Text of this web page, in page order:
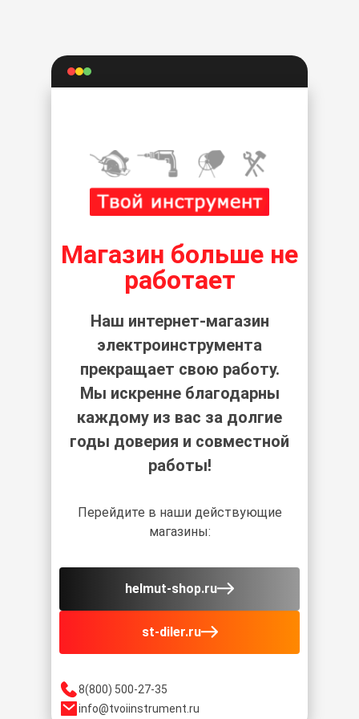
8(800) 500-27-35
info@tvoiinstrument.ru
Магазин больше не
работает
Наш интернет-магазин
электроинструмента
прекращает свою работу.
Мы искренне благодарны
каждому из вас за долгие
годы доверия и совместной
работы!
Перейдите в наши действующие
магазины:
helmut-shop.ru
st-diler.ru